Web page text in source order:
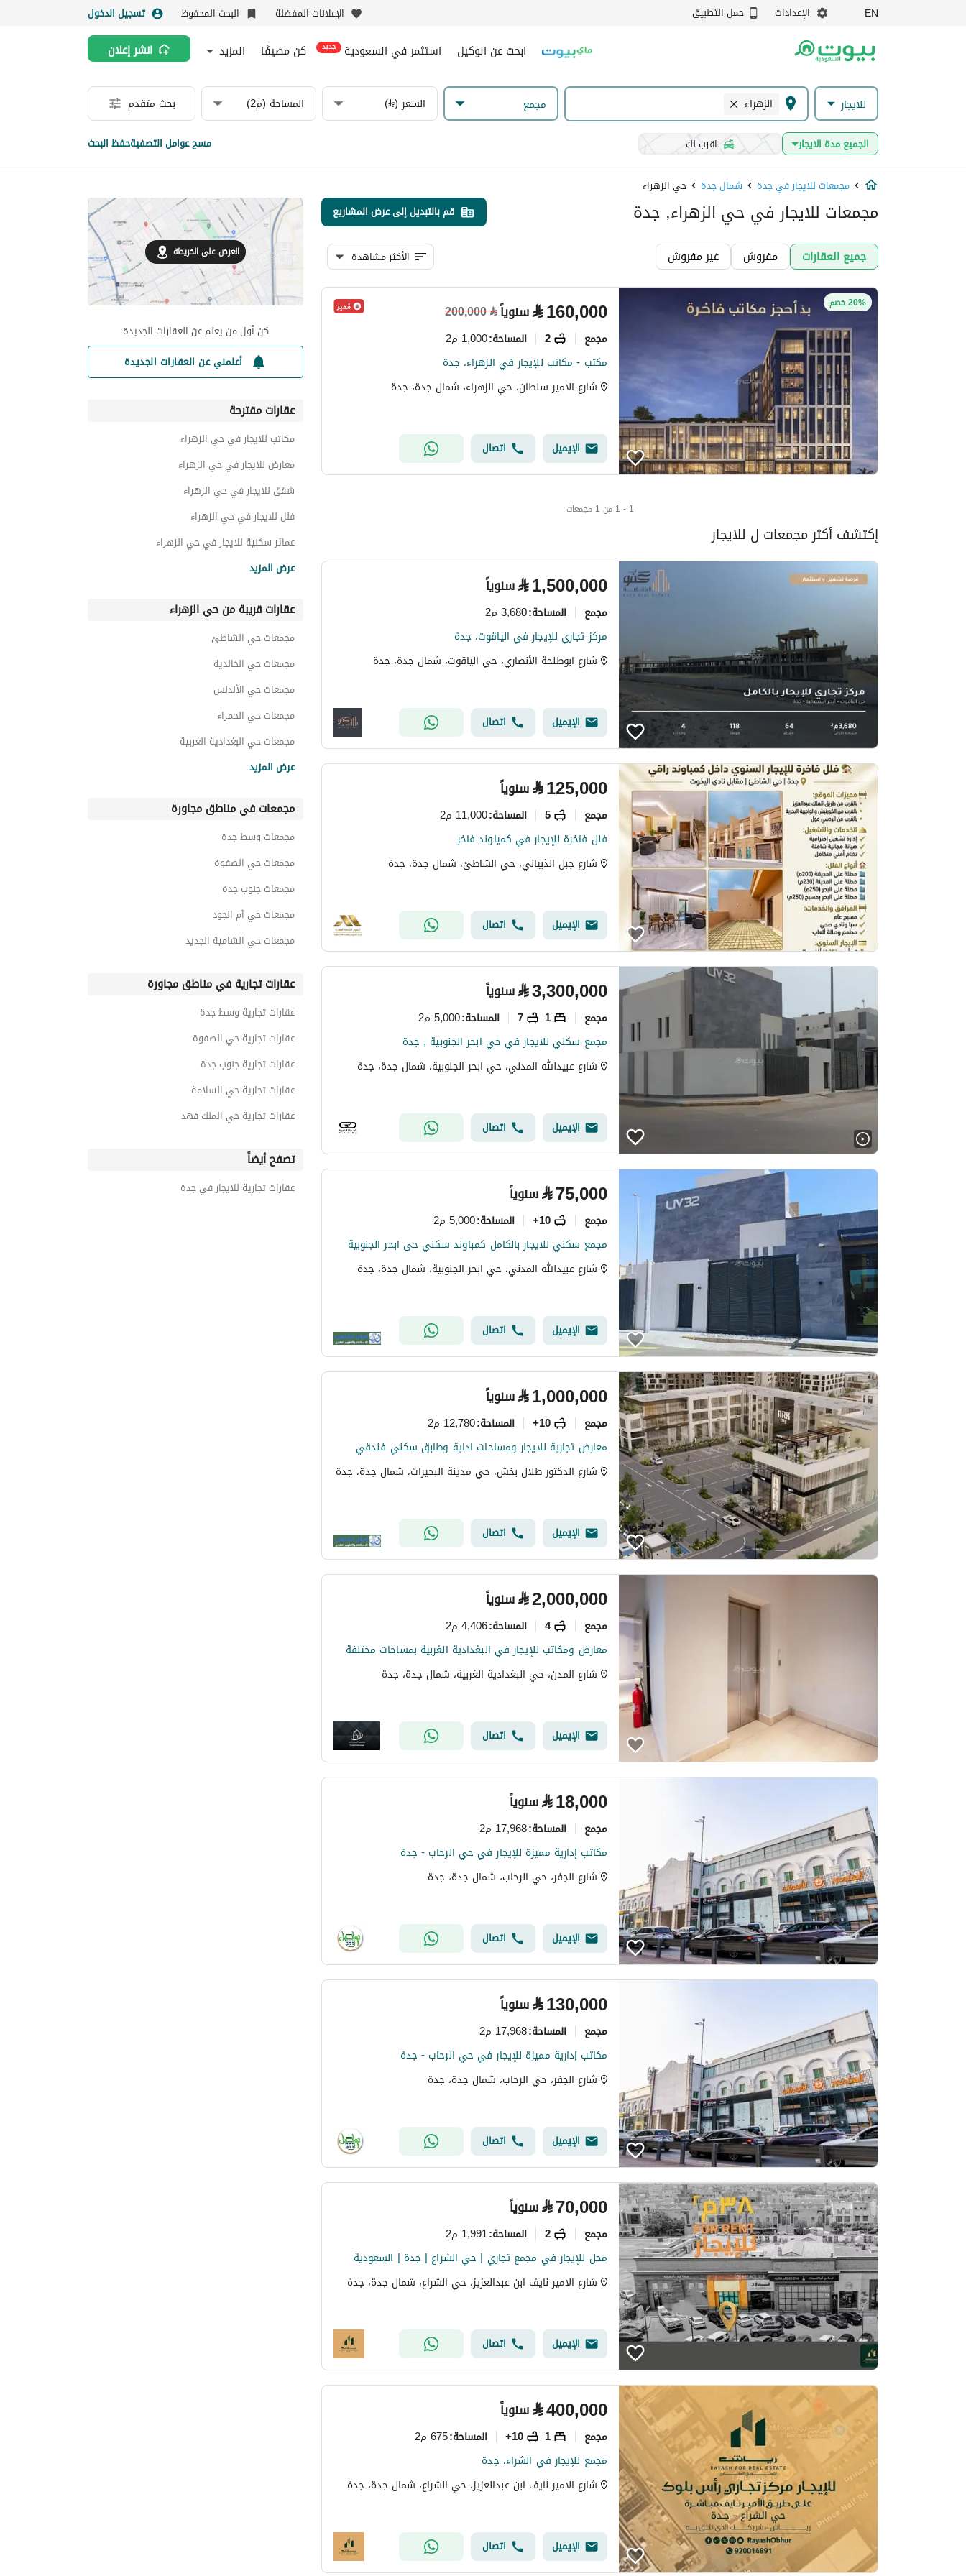
EN الإعدادات حمل التطبيق الإعلانات المفضلة البحث المحفوظ تسجيل الدخول
ابحث عن الوكيل استثمر في السعودية جديد كن مضيفًا المزيد انشر إعلان
للايجار الزهراء مجمع السعر (⃁) المساحة (م2) بحث متقدم
الجميع مدة الايجار اقرب لك مسح عوامل التصفيةحفظ البحث
مجمعات للايجار في جدة شمال جدة حي الزهراء
مجمعات للايجار في حي الزهراء, جدة قم بالتبديل إلى عرض المشاريع
جميع العقارات مفروش غير مفروش الأكثر مشاهدة
20% خصم ⃁160,000 سنوياً⃁
200,000
مجمع 2 المساحة:1,000 م2
مكتب - مكاتب للإيجار في الزهراء، جدة
شارع الامير سلطان، حي الزهراء، شمال جدة، جدة
الإيميل اتصال
1 - 1 من 1 مجمعات
إكتشف أكثر مجمعات ل للايجار
⃁1,500,000 سنوياً
مجمع المساحة:3,680 م2
مركز تجاري للإيجار في الياقوت، جدة
شارع ابوطلحة الأنصاري، حي الياقوت، شمال جدة، جدة
الإيميل اتصال
⃁125,000 سنوياً
مجمع 5 المساحة:11,000 م2
فلل فاخرة للإيجار في كمياوند فاخر
شارع جبل الذبياني، حي الشاطئ، شمال جدة، جدة
الإيميل اتصال
⃁3,300,000 سنوياً
مجمع 1
7 المساحة:5,000 م2
مجمع سكني للايجار في حي ابحر الجنوبية , جدة
شارع عبيدالله المدني، حي ابحر الجنوبية، شمال جدة، جدة
الإيميل اتصال
⃁75,000 سنوياً
مجمع 10+ المساحة:5,000 م2
مجمع سكني للايجار بالكامل كمباوند سكني حى ابحر الجنوبية
شارع عبيدالله المدني، حي ابحر الجنوبية، شمال جدة، جدة
الإيميل اتصال
⃁1,000,000 سنوياً
مجمع 10+ المساحة:12,780 م2
معارض تجارية للايجار ومساحات اداية وطابق سكني فندقي
شارع الدكتور طلال بخش، حي مدينة البحيرات، شمال جدة، جدة
الإيميل اتصال
⃁2,000,000 سنوياً
مجمع 4 المساحة:4,406 م2
معارض ومكاتب للإيجار في البغدادية الغربية بمساحات مختلفة
شارع المدن، حي البغدادية الغربية، شمال جدة، جدة
الإيميل اتصال
⃁18,000 سنوياً
مجمع المساحة:17,968 م2
مكاتب إدارية مميزة للإيجار في حي الرحاب - جدة
شارع الجفر، حي الرحاب، شمال جدة، جدة
الإيميل اتصال
⃁130,000 سنوياً
مجمع المساحة:17,968 م2
مكاتب إدارية مميزة للإيجار في حي الرحاب - جدة
شارع الجفر، حي الرحاب، شمال جدة، جدة
الإيميل اتصال
⃁70,000 سنوياً
مجمع 2 المساحة:1,991 م2
محل للإيجار في مجمع تجاري | حي الشراع | جدة | السعودية
شارع الامير نايف ابن عبدالعزيز، حي الشراع، شمال جدة، جدة
الإيميل اتصال
⃁400,000 سنوياً
مجمع 1
10+ المساحة:675 م2
مجمع للإيجار في الشراء، جدة
شارع الامير نايف ابن عبدالعزيز، حي الشراع، شمال جدة، جدة
الإيميل اتصال
العرض على الخريطة
كن أول من يعلم عن العقارات الجديدة
أعلمني عن العقارات الجديدة
عقارات مقترحة
مكاتب للايجار في حي الزهراء
معارض للايجار في حي الزهراء
شقق للايجار في حي الزهراء
فلل للايجار في حي الزهراء
عمائر سكنية للايجار في حي الزهراء
عرض المزيد
عقارات قريبة من حي الزهراء
مجمعات حي الشاطئ
مجمعات حي الخالدية
مجمعات حي الأندلس
مجمعات حي الحمراء
مجمعات حي البغدادية الغربية
مجمعات حي ابحر الجنوبية
مجمعات حي ابحر الشمالية
مجمعات حي الشراع
عرض المزيد
مجمعات في مناطق مجاورة
مجمعات وسط جدة
مجمعات حي الصفوة
مجمعات جنوب جدة
مجمعات حي أم الجود
مجمعات حي الشامية الجديد
عقارات تجارية في مناطق مجاورة
عقارات تجارية وسط جدة
عقارات تجارية حي الصفوة
عقارات تجارية جنوب جدة
عقارات تجارية حي السلامة
عقارات تجارية حي الملك فهد
تصفح أيضاً
عقارات تجارية للايجار في جدة